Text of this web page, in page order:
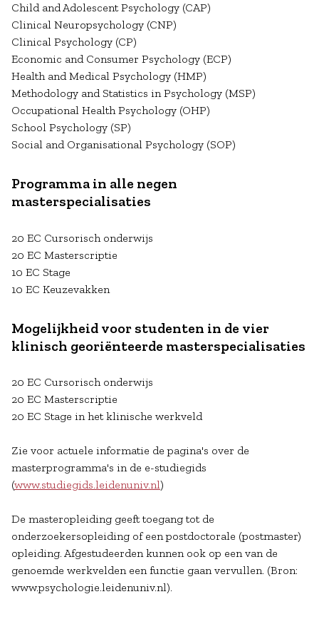
Child and Adolescent Psychology (CAP)
Clinical Neuropsychology (CNP)
Clinical Psychology (CP)
Economic and Consumer Psychology (ECP)
Health and Medical Psychology (HMP)
Methodology and Statistics in Psychology (MSP)
Occupational Health Psychology (OHP)
School Psychology (SP)
Social and Organisational Psychology (SOP)
Programma in alle negen
masterspecialisaties
20 EC Cursorisch onderwijs
20 EC Masterscriptie
10 EC Stage
10 EC Keuzevakken
Mogelijkheid voor studenten in de vier
klinisch georiënteerde masterspecialisaties
20 EC Cursorisch onderwijs
20 EC Masterscriptie
20 EC Stage in het klinische werkveld
Zie voor actuele informatie de pagina's over de
masterprogramma's in de e-studiegids
(www.studiegids.leidenuniv.nl)
De masteropleiding geeft toegang tot de
onderzoekersopleiding of een postdoctorale (postmaster)
opleiding. Afgestudeerden kunnen ook op een van de
genoemde werkvelden een functie gaan vervullen. (Bron:
www.psychologie.leidenuniv.nl).